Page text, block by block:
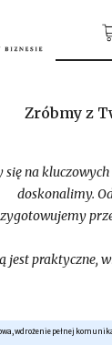
Zróbmy z
się na
doskonalimy.
jest praktyczne,
wdrożenie pełnej